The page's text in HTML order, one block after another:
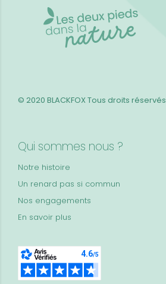
Qui sommes nous ?
Notre histoire
Un renard pas si commun
Nos engagements
En savoir plus
© 2020 BLACKFOXTous droits réservés